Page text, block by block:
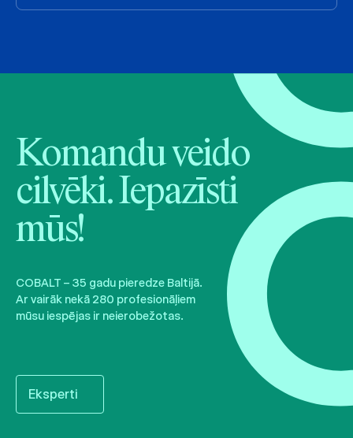
Komandu veido
cilvēki. Iepazīsti
mūs!
COBALT – 35 gadu pieredze Baltijā.
Ar vairāk nekā 280 profesionāļiem
mūsu iespējas ir neierobežotas.
Eksperti